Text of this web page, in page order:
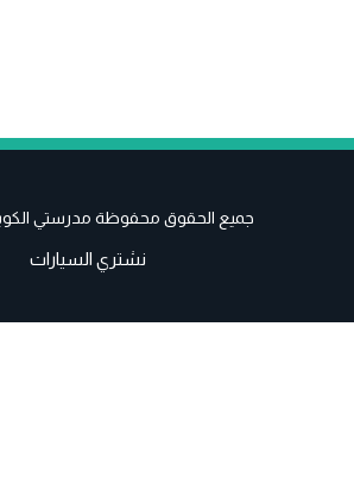
جميع الحقوق محفوظة مدرستي الكويتية
نشتري السيارات